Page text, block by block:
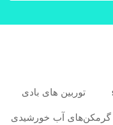
توربین های بادی
گرمکن‌های آب خورشیدی